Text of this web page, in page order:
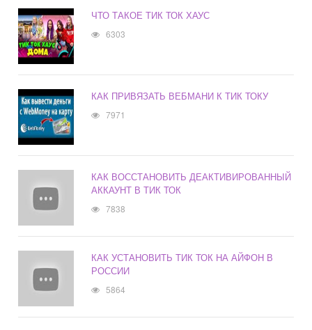
ЧТО ТАКОЕ ТИК ТОК ХАУС
6303
КАК ПРИВЯЗАТЬ ВЕБМАНИ К ТИК ТОКУ
7971
КАК ВОССТАНОВИТЬ ДЕАКТИВИРОВАННЫЙ
АККАУНТ В ТИК ТОК
7838
КАК УСТАНОВИТЬ ТИК ТОК НА АЙФОН В
РОССИИ
5864